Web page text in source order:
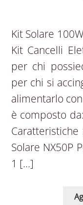
Kit Solare
Kit Cancelli
per chi
per chi si
alimentarlo
è composto
Caratteristiche
Solare NX50P
1 […]